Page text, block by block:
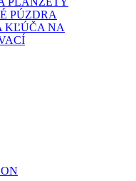
PÚZDRA
KĽÚČA NA